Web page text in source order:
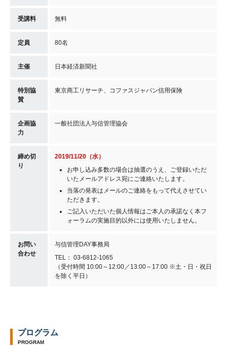
受講料 無料
定員 80名
主催 日本経済新聞社
特別協
賛
東京商工リサーチ、コファスジャパン信用保険
企画協
力
一般社団法人与信管理協会
締め切
り
2019/11/20（水）
お申し込み多数の場合は抽選のうえ、ご登録いただ
いたメールアドレス宛にご連絡いたします。
当落の発表はメールのご連絡をもって代えさせてい
ただきます。
ご記入いただいた個人情報はご本人の承諾なく本フ
ォーラムの実施目的以外には使用いたしません。
お問い
合わせ
与信管理DAY事務局
TEL： 03-6812-1065
（受付時間 10:00～12:00／13:00～17:00 ※土・日・祝日
を除く平日）
プログラム
PROGRAM